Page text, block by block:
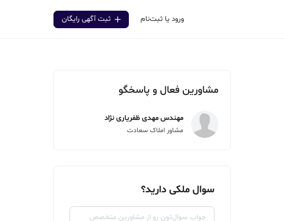
ورود یا ثبت‌نام ثبت آگهی رایگان
مشاورین فعال و پاسخگو
مهندس مهدی ظفریاری نژاد
مشاور املاک سعادت
سوال ملکی دارید؟